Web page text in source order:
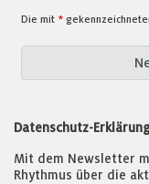
Die mit *
Datenschutz-Erklärung
Mit dem Newsletter
Rhythmus über die